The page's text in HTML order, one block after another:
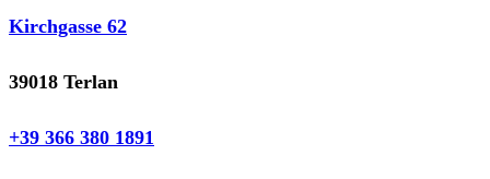
Kirchgasse 62
39018 Terlan
+39 366 380 1891